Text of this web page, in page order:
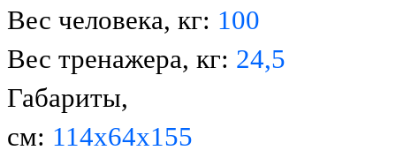
Вес человека, кг: 100
Вес тренажера, кг: 24,5
Габариты,
см: 114х64х155